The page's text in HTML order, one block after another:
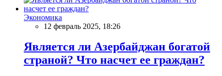
Экономика
12 февраль 2025, 18:26
Является ли Азербайджан богатой
страной? Что насчет ее граждан?